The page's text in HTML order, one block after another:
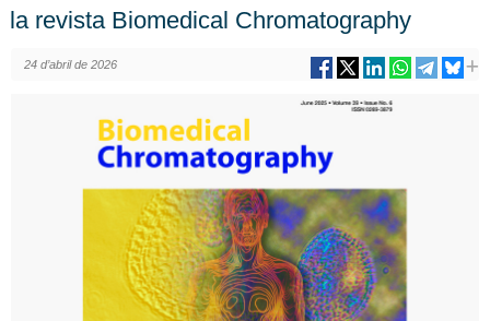
la revista Biomedical Chromatography
24 d’abril de 2026